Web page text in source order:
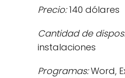
Precio:140 dólares
Cantidad de
instalaciones
Programas:Word,